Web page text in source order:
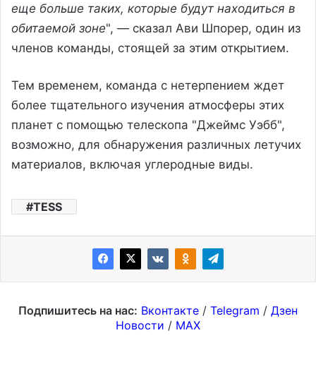
еще больше таких, которые будут находиться в
обитаемой зоне", — сказал Ави Шпорер, один из
членов команды, стоящей за этим открытием.
Тем временем, команда с нетерпением ждет
более тщательного изучения атмосферы этих
планет с помощью телескопа "Джеймс Уэбб",
возможно, для обнаружения различных летучих
материалов, включая углеродные виды.
TESS
Подпишитесь на нас: Вконтакте / Telegram / Дзен
Новости / MAX